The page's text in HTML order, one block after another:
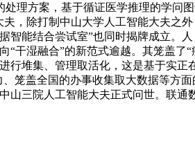
理方案，基于循证医学推理的学问
，除打制中山大学人工智能大夫之
能结合尝试室”也同时揭牌成立。
“干湿融合”的新范式逾越。其笼盖
堆集、管理取活化，这是基于实
笼盖全国的办事收集取大数据等方
三院人工智能大夫正式问世。联